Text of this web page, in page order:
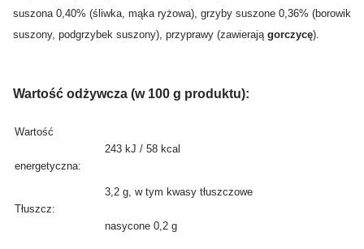
suszona 0,40% (śliwka, mąka ryżowa), grzyby suszone 0,36% (borowik
suszony, podgrzybek suszony), przyprawy (zawierają gorczycę).
Wartość odżywcza (w 100 g produktu):
Wartość
energetyczna:
243 kJ / 58 kcal
Tłuszcz:
3,2 g, w tym kwasy tłuszczowe
nasycone 0,2 g